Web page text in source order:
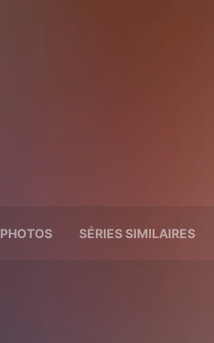
PHOTOS SÉRIES SIMILAIRES